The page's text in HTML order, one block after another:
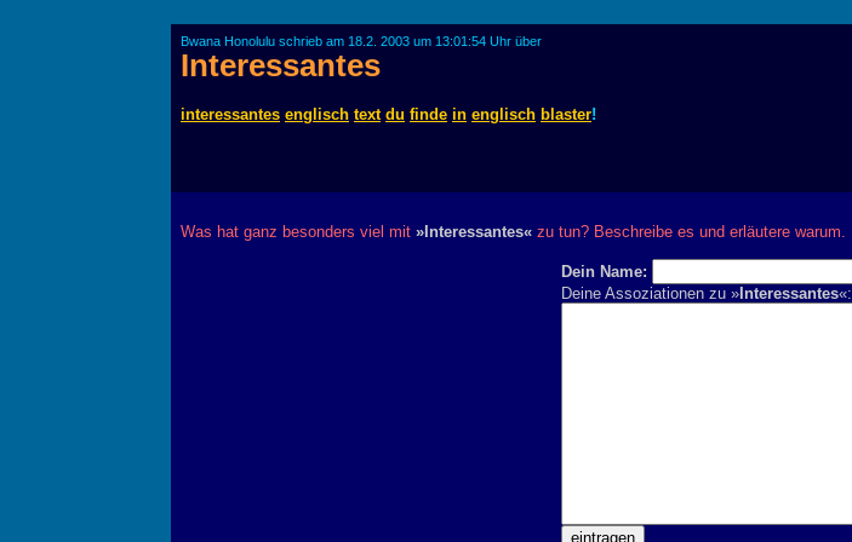
Bwana Honolulu schrieb am 18.2. 2003 um 13:01:54 Uhr über
Interessantes
interessantes englisch text du finde in englisch blaster!
Was hat ganz besonders viel mit »Interessantes« zu tun? Beschreibe es und erläutere warum.
Dein Name:
Deine Assoziationen zu »Interessantes«: